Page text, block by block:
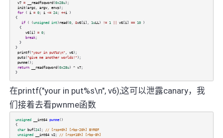
v7 = __readfsqword (0x28u);
init(argc, argv, envp);
for( i = 0; i <= 24; ++i)
{
if( (unsigned int) read (0, &v6[i], 1uLL) != 1 v6[i] == 10)
{
v6[i] = 0;
break;
}
}
printf( "your in put%s\n" , v6);
puts( "give me another worlds!" );
pwnme();
return
__readfsqword (0x28u) ^ v7;
}
在printf("your in put%s\n", v6);这可以泄露canary，我
们接着去看pwnme函数
unsigned __int64 pwnme()
{
char buf[24];
// [rsp+0h] [rbp-20h] BYREF
unsigned
__int64 v2; // [rsp+18h] [rbp-8h]